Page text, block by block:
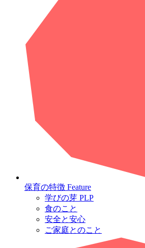
保育の特徴 Feature
学びの芽 PLP
食のこと
安全と安心
ご家庭とのこと